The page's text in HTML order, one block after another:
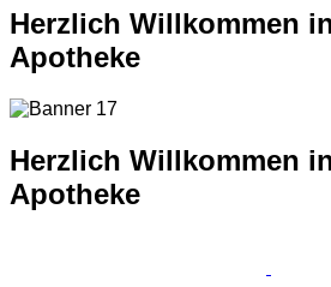
Herzlich Willkommen
Apotheke
Herzlich Willkommen
Apotheke